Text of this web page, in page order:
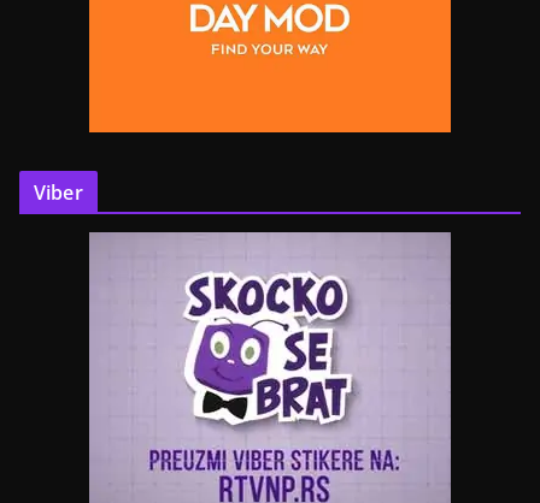
Viber